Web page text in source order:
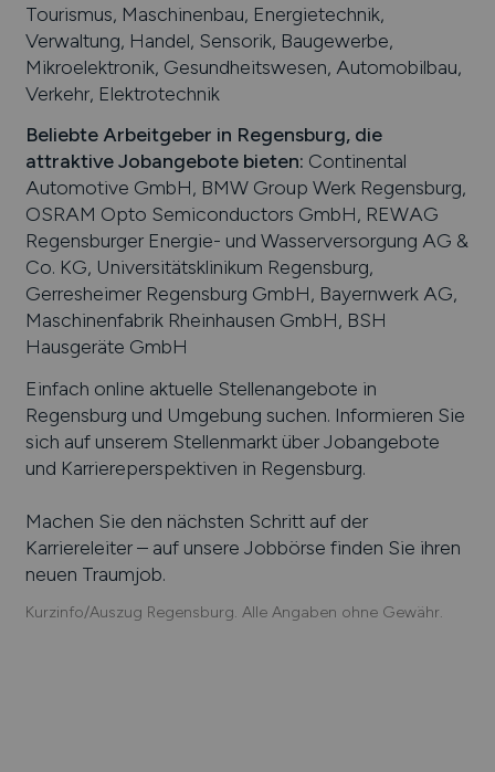
Tourismus, Maschinenbau, Energietechnik,
Verwaltung, Handel, Sensorik, Baugewerbe,
Mikroelektronik, Gesundheitswesen, Automobilbau,
Verkehr, Elektrotechnik
Beliebte Arbeitgeber in Regensburg, die
attraktive Jobangebote bieten: Continental
Automotive GmbH, BMW Group Werk Regensburg,
OSRAM Opto Semiconductors GmbH, REWAG
Regensburger Energie- und Wasserversorgung AG &
Co. KG, Universitätsklinikum Regensburg,
Gerresheimer Regensburg GmbH, Bayernwerk AG,
Maschinenfabrik Rheinhausen GmbH, BSH
Hausgeräte GmbH
Einfach online aktuelle Stellenangebote in
Regensburg und Umgebung suchen. Informieren Sie
sich auf unserem Stellenmarkt über Jobangebote
und Karriereperspektiven in Regensburg.
Machen Sie den nächsten Schritt auf der
Karriereleiter – auf unsere Jobbörse finden Sie ihren
neuen Traumjob.
Kurzinfo/Auszug Regensburg. Alle Angaben ohne Gewähr.